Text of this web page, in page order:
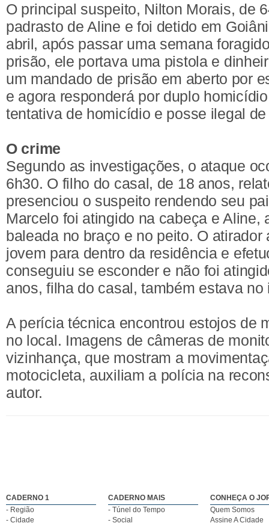
O principal suspeito, Nilton Morais, de
padrasto de Aline e foi detido em
abril, após passar uma semana
prisão, ele portava uma pistola e
um mandado de prisão em aberto por
e agora responderá por duplo
tentativa de homicídio e posse ilegal
O crime
Segundo as investigações, o ataque
6h30. O filho do casal, de 18 anos,
presenciou o suspeito rendendo seu
Marcelo foi atingido na cabeça e Aline,
baleada no braço e no peito. O atirador
jovem para dentro da residência e
conseguiu se esconder e não foi
anos, filha do casal, também estava
A perícia técnica encontrou estojos de
no local. Imagens de câmeras de
vizinhança, que mostram a
motocicleta, auxiliam a polícia na
autor.
CADERNO 1
- Região
- Cidade
CADERNO MAIS
- Túnel do Tempo
- Social
CONHEÇA O
Quem Somos
Assine A Cidade